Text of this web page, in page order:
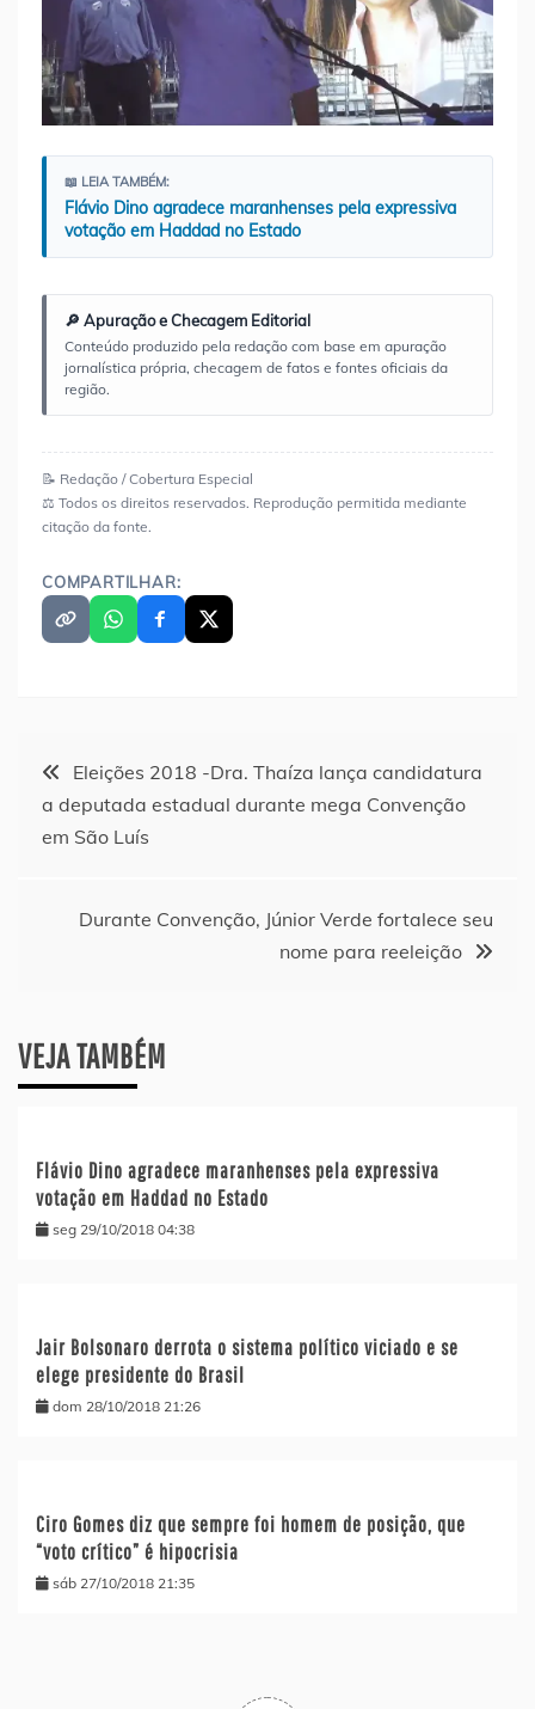
📖 LEIA TAMBÉM:
Flávio Dino agradece maranhenses pela expressiva
votação em Haddad no Estado
🔎 Apuração e Checagem Editorial
Conteúdo produzido pela redação com base em apuração
jornalística própria, checagem de fatos e fontes oficiais da
região.
📝 Redação / Cobertura Especial
⚖️ Todos os direitos reservados. Reprodução permitida mediante
citação da fonte.
COMPARTILHAR:
Navegação
de
Eleições 2018 -Dra. Thaíza lança candidatura
a deputada estadual durante mega Convenção
em São Luís
Durante Convenção, Júnior Verde fortalece seu
nome para reeleição
VEJA TAMBÉM
Flávio Dino agradece maranhenses pela expressiva
votação em Haddad no Estado
seg 29/10/2018 04:38
Jair Bolsonaro derrota o sistema político viciado e se
elege presidente do Brasil
dom 28/10/2018 21:26
Ciro Gomes diz que sempre foi homem de posição, que
“voto crítico” é hipocrisia
sáb 27/10/2018 21:35